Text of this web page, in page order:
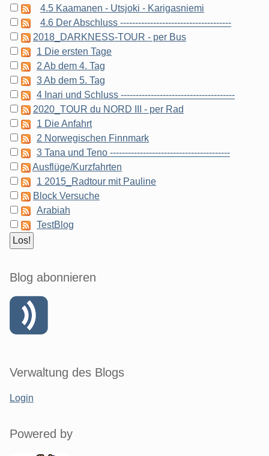
4.5 Kaamanen - Utsjoki - Karigasniemi
4.6 Der Abschluss -------------------------------------
2018_DARKNESS-TOUR - per Bus
1 Die ersten Tage
2 Ab dem 4. Tag
3 Ab dem 5. Tag
4 Inari und Schluss --------------------------------------
2020_TOUR du NORD III - per Rad
1 Die Anfahrt
2 Norwegischen Finnmark
3 Tana und Teno ----------------------------------------
Ausflüge/Kurzfahrten
1 2015_Radtour mit Pauline
Block Versuche
Arabiah
TestBlog
Blog abonnieren
Verwaltung des Blogs
Login
Powered by